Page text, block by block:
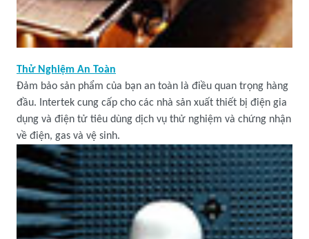
Thử Nghiệm An Toàn
Đảm bảo sản phẩm của bạn an toàn là điều quan trọng hàng
đầu. Intertek cung cấp cho các nhà sản xuất thiết bị điện gia
dụng và điện tử tiêu dùng dịch vụ thử nghiệm và chứng nhận
về điện, gas và vệ sinh.